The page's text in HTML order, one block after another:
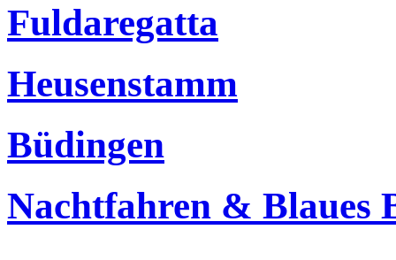
Fuldaregatta
Heusenstamm
Büdingen
Nachtfahren & Blaues